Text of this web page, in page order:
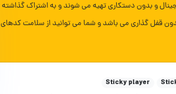
و بدون دستکاری تهیه می شوند و به اشتراک گذاشته
قفل گذاری می باشد و شما می توانید از سلامت کدهای
Sticky player